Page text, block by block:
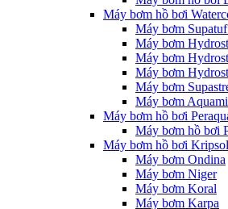
Máy bơm hồ bơi
Máy bơm
Máy bơm
Máy bơm
Máy bơm
Máy bơm
Máy bơm
Máy bơm hồ bơi
Máy bơm hồ bơi
Máy bơm hồ bơi Kripsol
Máy bơm Ondina
Máy bơm Niger
Máy bơm Koral
Máy bơm Karpa